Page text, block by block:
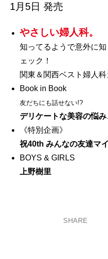
1月5日 発売
やさしい婦人科。
知ってるようで意外に
ェック！
関東＆関西ベスト婦人
Book in Book
友だちにも話せない!?
デリケートな美容の悩
《特別企画》
祝40th みんなの友達マ
BOYS & GIRLS
上野樹里
SHARE